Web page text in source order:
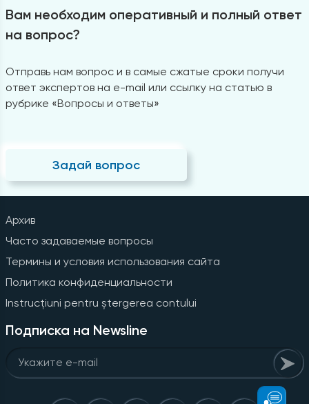
Вам необходим оперативный и полный ответ
на вопрос?
Отправь нам вопрос и в самые сжатые сроки получи
ответ экспертов на e-mail или ссылку на статью в
рубрике «Вопросы и ответы»
Задай вопрос
Архив
Часто задаваемые вопросы
Термины и условия использования сайта
Политика конфиденциальности
Instrucțiuni pentru ștergerea contului
Подписка на Newsline